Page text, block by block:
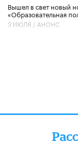
Вышел в свет новый
«Образовательная
3 ИЮЛЯ / АНОНС